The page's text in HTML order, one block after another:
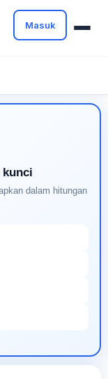
Masuk
kunci
dalam hitungan